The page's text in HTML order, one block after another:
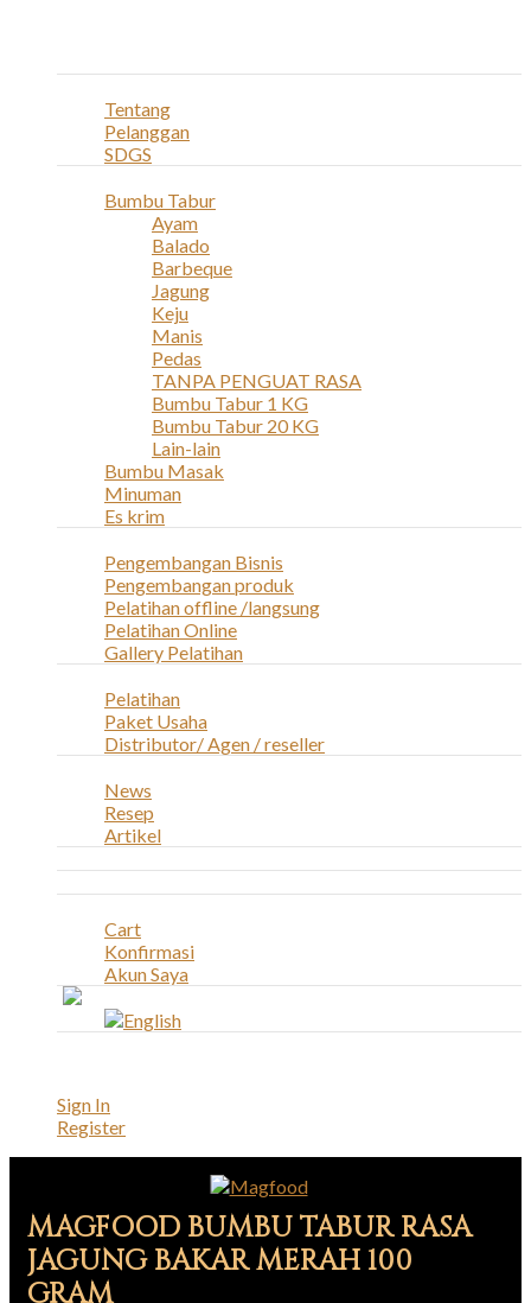
Tentang
Pelanggan
SDGS
Bumbu Tabur
Ayam
Balado
Barbeque
Jagung
Keju
Manis
Pedas
TANPA PENGUAT RASA
Bumbu Tabur 1 KG
Bumbu Tabur 20 KG
Lain-lain
Bumbu Masak
Minuman
Es krim
Pengembangan Bisnis
Pengembangan produk
Pelatihan offline /langsung
Pelatihan Online
Gallery Pelatihan
Pelatihan
Paket Usaha
Distributor/ Agen / reseller
News
Resep
Artikel
Cart
Konfirmasi
Akun Saya
Sign In
Register
MAGFOOD BUMBU TABUR RASA
JAGUNG BAKAR MERAH 100
GRAM